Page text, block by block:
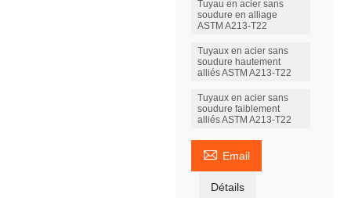
Tuyau en acier sans
soudure en alliage
ASTM A213-T22
Tuyaux en acier sans
soudure hautement
alliés ASTM A213-T22
Tuyaux en acier sans
soudure faiblement
alliés ASTM A213-T22
 Email
Détails